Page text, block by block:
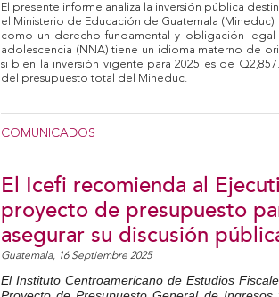
El presente informe analiza la inversión pública
el Ministerio de Educación de Guatemala
como un derecho fundamental y obligación
adolescencia (NNA) tiene un idioma materno de
si bien la inversión vigente para 2025 es de
del presupuesto total del Mineduc.
COMUNICADOS
El Icefi recomienda al
proyecto de presupuesto
asegurar su discusión
Guatemala, 16 Septiembre 2025
El Instituto Centroamericano de Estudios